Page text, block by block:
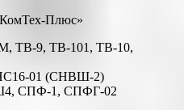
Плюс»
ТВ-9, ТВ-101, ТВ-10,
01 (СНВШ-2)
СПФ-1, СПФГ-02